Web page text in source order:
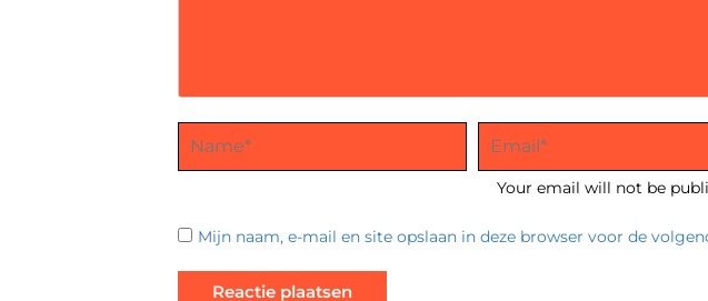
Your email will not be
Mijn naam, e-mail en site opslaan in deze browser voor de